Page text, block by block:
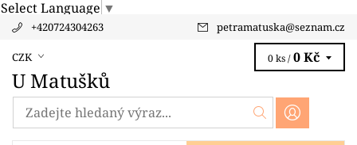
Select Language ▼
+420724304263 petramatuska@seznam.cz
CZK
U Matušků
0 ks / 0 Kč